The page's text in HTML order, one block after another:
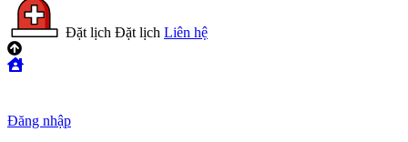
Đặt lịch Đặt lịch Liên hệ
Đăng nhập